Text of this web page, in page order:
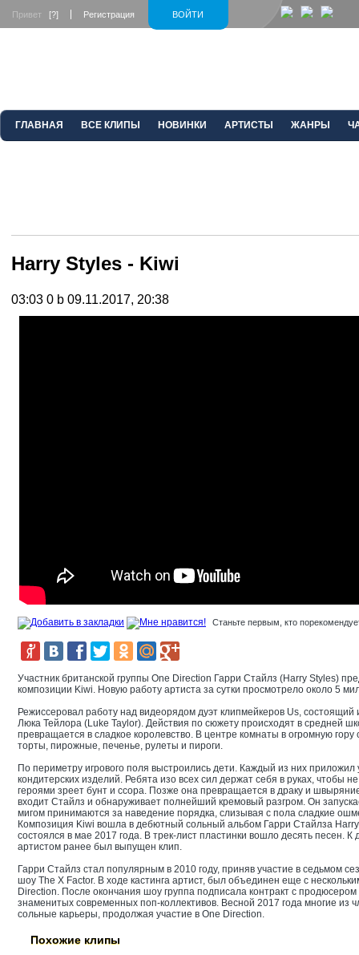
ВОЙТИ
Привет [?] Регистрация
ГЛАВНАЯ ВСЕ КЛИПЫ НОВИНКИ АРТИСТЫ ЖАНРЫ
Harry Styles - Kiwi
03:03 0 b 09.11.2017, 20:38
Станьте первым, кто
Участник британской группы One Direction Гарри Стайлз (Harry Styles)
композиции Kiwi. Новую работу артиста за сутки просмотрело около 5
Режиссеровал работу над видеорядом дуэт клипмейкеров Us,
Люка Тейлора (Luke Taylor). Действия по сюжету происходят в средней
превращается в сладкое королевство. В центре комнаты в огромную
торты, пирожные, печенье, рулеты и пироги.
По периметру игрового поля выстроились дети. Каждый из них
кондитерских изделий. Ребята изо всех сил держат себя в руках, чтобы
героями зреет бунт и ссора. Позже она превращается в драку и
входит Стайлз и обнаруживает полнейший кремовый разгром. Он
мигом принимаются за наведение порядка, слизывая с пола сладкие
Композиция Kiwi вошла в дебютный сольный альбом Гарри Стайлза
состоялся в мае 2017 года. В трек-лист пластинки вошло десять песен.
артистом ранее был выпущен клип.
Гарри Стайлз стал популярным в 2010 году, приняв участие в седьмом
шоу The X Factor. В ходе кастинга артист, был объединен еще с
Direction. После окончания шоу группа подписала контракт с
знаменитых современных поп-коллективов. Весной 2017 года многие из
сольные карьеры, продолжая участие в One Direction.
Похожие клипы